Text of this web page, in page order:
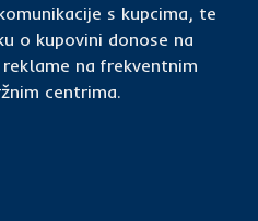
s kupcima, te
o kupovini donose na
na frekventnim
centrima.